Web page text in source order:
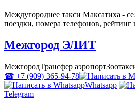
Междугороднее такси Максатиха -
поездки, номера телефонов, рейтинг
Межгород ЭЛИТ
МежгородТрансфер аэропорт
☎ +7 (909) 365-94-78
Whatsapp
Telegram